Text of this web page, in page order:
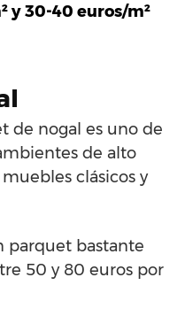
y 30-40 euros/m²
de nogal es uno de
de alto
clásicos y
parquet bastante
50 y 80 euros por